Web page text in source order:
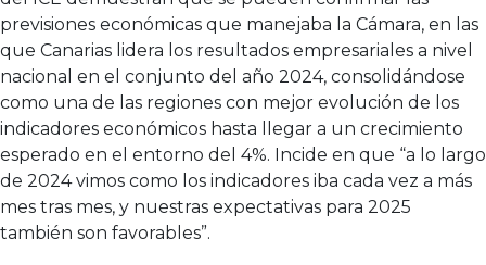
previsiones económicas que manejaba la Cámara, en las
que Canarias lidera los resultados empresariales a nivel
nacional en el conjunto del año 2024, consolidándose
como una de las regiones con mejor evolución de los
indicadores económicos hasta llegar a un crecimiento
esperado en el entorno del 4%. Incide en que “a lo largo
de 2024 vimos como los indicadores iba cada vez a más
mes tras mes, y nuestras expectativas para 2025
también son favorables”.